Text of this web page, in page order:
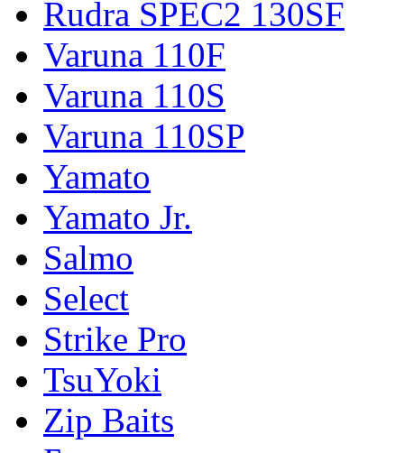
Rudra SPEC2 130SF
Varuna 110F
Varuna 110S
Varuna 110SP
Yamato
Yamato Jr.
Salmo
Select
Strike Pro
TsuYoki
Zip Baits